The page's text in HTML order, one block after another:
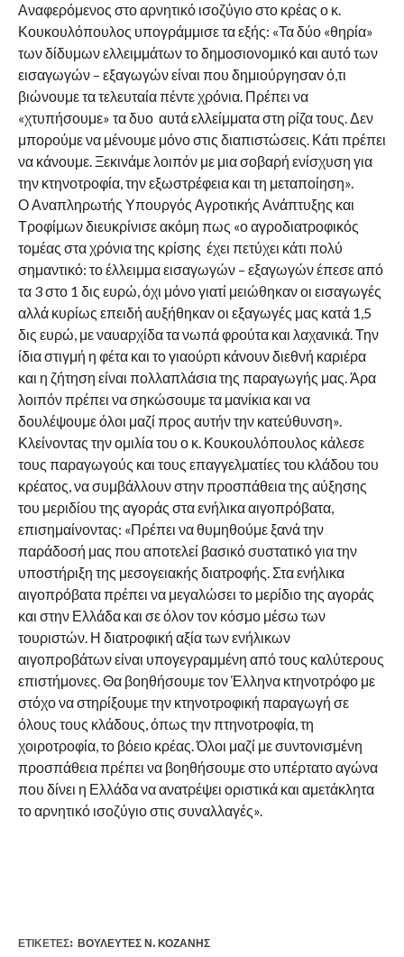
Αναφερόμενος στο αρνητικό ισοζύγιο στο κρέας ο κ.
Κουκουλόπουλος υπογράμμισε τα εξής: «Τα δύο «θηρία»
των δίδυμων ελλειμμάτων το δημοσιονομικό και αυτό των
εισαγωγών – εξαγωγών είναι που δημιούργησαν ό,τι
βιώνουμε τα τελευταία πέντε χρόνια. Πρέπει να
«χτυπήσουμε» τα δυο αυτά ελλείμματα στη ρίζα τους. Δεν
μπορούμε να μένουμε μόνο στις διαπιστώσεις. Κάτι πρέπει
να κάνουμε. Ξεκινάμε λοιπόν με μια σοβαρή ενίσχυση για
την κτηνοτροφία, την εξωστρέφεια και τη μεταποίηση».
Ο Αναπληρωτής Υπουργός Αγροτικής Ανάπτυξης και
Τροφίμων διευκρίνισε ακόμη πως «ο αγροδιατροφικός
τομέας στα χρόνια της κρίσης έχει πετύχει κάτι πολύ
σημαντικό: το έλλειμμα εισαγωγών – εξαγωγών έπεσε από
τα 3 στο 1 δις ευρώ, όχι μόνο γιατί μειώθηκαν οι εισαγωγές
αλλά κυρίως επειδή αυξήθηκαν οι εξαγωγές μας κατά 1,5
δις ευρώ, με ναυαρχίδα τα νωπά φρούτα και λαχανικά. Την
ίδια στιγμή η φέτα και το γιαούρτι κάνουν διεθνή καριέρα
και η ζήτηση είναι πολλαπλάσια της παραγωγής μας. Άρα
λοιπόν πρέπει να σηκώσουμε τα μανίκια και να
δουλέψουμε όλοι μαζί προς αυτήν την κατεύθυνση».
Κλείνοντας την ομιλία του ο κ. Κουκουλόπουλος κάλεσε
τους παραγωγούς και τους επαγγελματίες του κλάδου του
κρέατος, να συμβάλλουν στην προσπάθεια της αύξησης
του μεριδίου της αγοράς στα ενήλικα αιγοπρόβατα,
επισημαίνοντας: «Πρέπει να θυμηθούμε ξανά την
παράδοσή μας που αποτελεί βασικό συστατικό για την
υποστήριξη της μεσογειακής διατροφής. Στα ενήλικα
αιγοπρόβατα πρέπει να μεγαλώσει το μερίδιο της αγοράς
και στην Ελλάδα και σε όλον τον κόσμο μέσω των
τουριστών. Η διατροφική αξία των ενήλικων
αιγοπροβάτων είναι υπογεγραμμένη από τους καλύτερους
επιστήμονες. Θα βοηθήσουμε τον Έλληνα κτηνοτρόφο με
στόχο να στηρίξουμε την κτηνοτροφική παραγωγή σε
όλους τους κλάδους, όπως την πτηνοτροφία, τη
χοιροτροφία, το βόειο κρέας. Όλοι μαζί με συντονισμένη
προσπάθεια πρέπει να βοηθήσουμε στο υπέρτατο αγώνα
που δίνει η Ελλάδα να ανατρέψει οριστικά και αμετάκλητα
το αρνητικό ισοζύγιο στις συναλλαγές».
ΕΤΙΚΕΤΕΣ: ΒΟΥΛΕΥΤΈΣ Ν. ΚΟΖΆΝΗΣ